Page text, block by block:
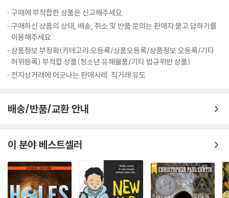
구매에 부적합한 상품은 신고해주세요.
구매하신 상품의 상태, 배송, 취소 및 반품 문의는 판매자 묻고 답하기를
이용해주세요.
상품정보 부정확(카테고리 오등록/상품오등록/상품정보 오등록/기타
허위등록) 부적합 상품(청소년 유해물품/기타 법규위반 상품)
전자상거래에 어긋나는 판매사례: 직거래 유도
배송/반품/교환 안내
이 분야 베스트셀러